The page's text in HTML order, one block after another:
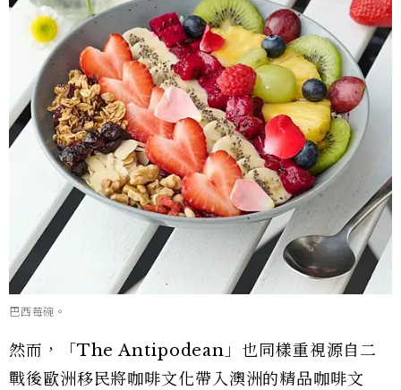
巴西莓碗。
然而，「The Antipodean」也同樣重視源自二
戰後歐洲移民將咖啡文化帶入澳洲的精品咖啡文